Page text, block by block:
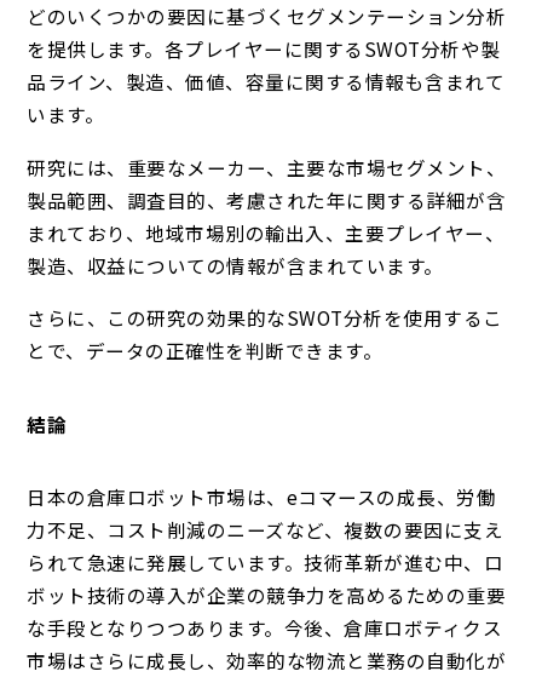
どのいくつかの要因に基づくセグメンテーション分析
を提供します。各プレイヤーに関するSWOT分析や製
品ライン、製造、価値、容量に関する情報も含まれて
います。
研究には、重要なメーカー、主要な市場セグメント、
製品範囲、調査目的、考慮された年に関する詳細が含
まれており、地域市場別の輸出入、主要プレイヤー、
製造、収益についての情報が含まれています。
さらに、この研究の効果的なSWOT分析を使用するこ
とで、データの正確性を判断できます。
結論
日本の倉庫ロボット市場は、eコマースの成長、労働
力不足、コスト削減のニーズなど、複数の要因に支え
られて急速に発展しています。技術革新が進む中、ロ
ボット技術の導入が企業の競争力を高めるための重要
な手段となりつつあります。今後、倉庫ロボティクス
市場はさらに成長し、効率的な物流と業務の自動化が